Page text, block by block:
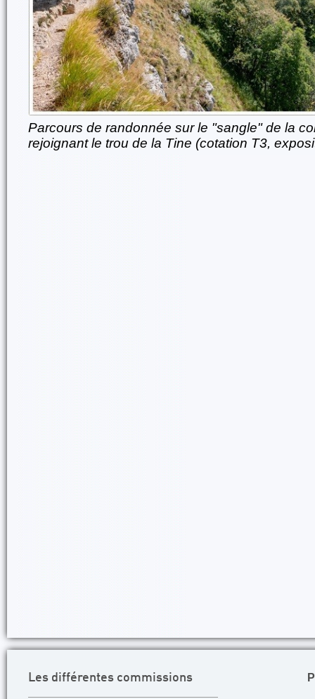
Parcours de randonnée sur le "sangle" de la
rejoignant le trou de la Tine (cotation T3,
Les différentes commissions